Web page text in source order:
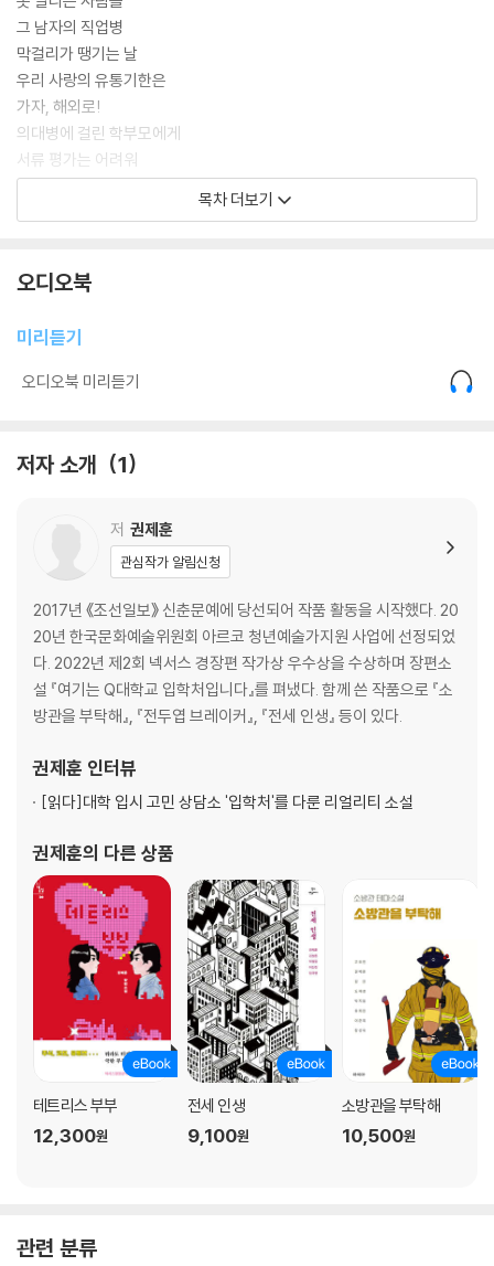
그 남자의 직업병
막걸리가 땡기는 날
우리 사랑의 유통기한은
가자, 해외로!
의대병에 걸린 학부모에게
서류 평가는 어려워
학교를 위하는 마음
목차 더보기
오디오북
미리듣기
오디오북 미리듣기
저자 소개 1
저 권제훈
관심작가 알림신청
2017년 《조선일보》 신춘문예에 당선되어 작품 활동을 시작했다. 20
20년 한국문화예술위원회 아르코 청년예술가지원 사업에 선정되었
다. 2022년 제2회 넥서스 경장편 작가상 우수상을 수상하며 장편소
설 『여기는 Q대학교 입학처입니다』를 펴냈다. 함께 쓴 작품으로 『소
방관을 부탁해』, 『전두엽 브레이커』, 『전세 인생』 등이 있다.
권제훈 인터뷰
[읽다]대학 입시 고민 상담소 '입학처'를 다룬 리얼리티 소설
권제훈의 다른 상품
테트리스 부부
12,300원
전세 인생
9,100원
소방관을 부탁해
10,500원
관련 분류